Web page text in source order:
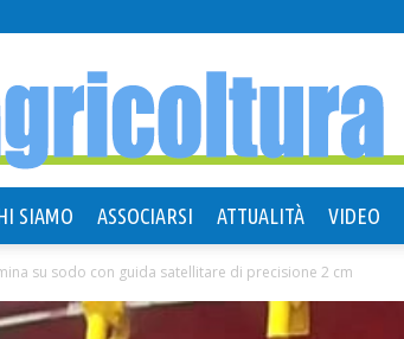
SIAMO ASSOCIARSI ATTUALITÀ VIDEO
su sodo con guida satellitare di precisione 2 cm